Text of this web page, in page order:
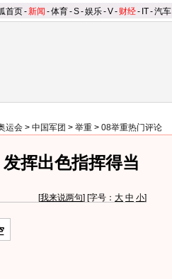
首页-新闻 -体育-S-娱乐-V- 财经- IT-汽车
运会 > 中国军团 > 举重 > 08举重热门评论
挥出色指挥得当
[我来说两句] [字号： 大 中 小]